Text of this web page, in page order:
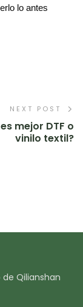
lo antes
NEXT POST
mejor DTF o
vinilo textil?
de Qilianshan